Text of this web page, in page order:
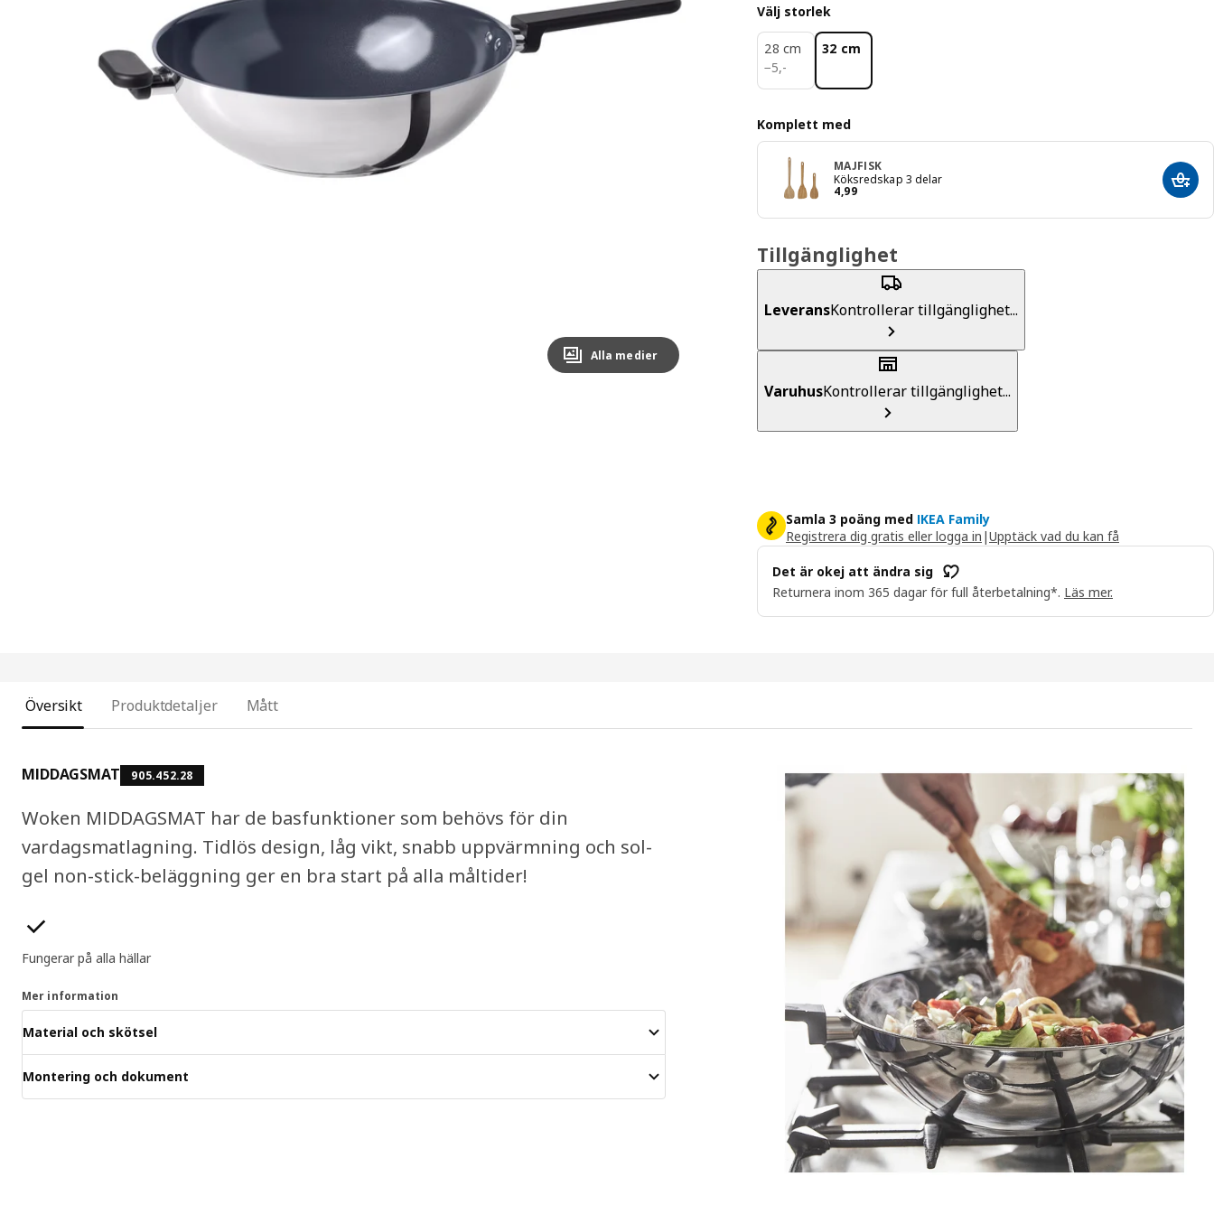
Image zoomed out, normal view
Alla medier
Välj storlek
28 cm
−5,-
5,-
32 cm
Komplett med
MAJFISK
Köksredskap 3 delar
4,99
Pris 4,99 Lägg
Tillgänglighet
LeveransKontrollerar tillgänglighet...
VaruhusKontrollerar tillgänglighet...
Samla 3 poäng med IKEA Family
Registrera dig gratis eller logga in |Upptäck vad du kan få
Det är okej att ändra sig
Returnera inom 365 dagar för full återbetalning*. Läs mer.
Översikt Produktdetaljer Mått
MIDDAGSMAT 905.452.28
Woken MIDDAGSMAT har de basfunktioner som behövs för din
vardagsmatlagning. Tidlös design, låg vikt, snabb uppvärmning och sol-
gel non-stick-beläggning ger en bra start på alla måltider!
Produktens egenskaper
Fungerar på alla hällar
Mer information
Material och skötsel
Montering och dokument